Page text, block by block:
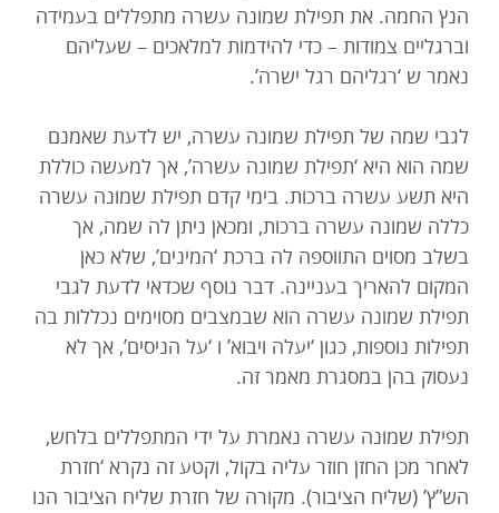
הנץ החמה. את תפילת שמונה עשרה מתפללים בעמידה
וברגליים צמודות – כדי להידמות למלאכים – שעליהם
נאמר ש ‘רגליהם רגל ישרה’.
לגבי שמה של תפילת שמונה עשרה, יש לדעת שאמנם
שמה הוא היא ‘תפילת שמונה עשרה’, אך למעשה כוללת
היא תשע עשרה ברכות. בימי קדם תפילת שמונה עשרה
כללה שמונה עשרה ברכות, ומכאן ניתן לה שמה, אך
בשלב מסוים התווספה לה ברכת ‘המינים’, שלא כאן
המקום להאריך בעניינה. דבר נוסף שכדאי לדעת לגבי
תפילת שמונה עשרה הוא שבמצבים מסוימים נכללות בה
תפילות נוספות, כגון ‘יעלה ויבוא’ ו ‘על הניסים’, אך לא
נעסוק בהן במסגרת מאמר זה.
תפילת שמונה עשרה נאמרת על ידי המתפללים בלחש,
לאחר מכן החזן חוזר עליה בקול, וקטע זה נקרא ‘חזרת
הש”ץ’ (שליח הציבור). מקורה של חזרת שליח הציבור הנו